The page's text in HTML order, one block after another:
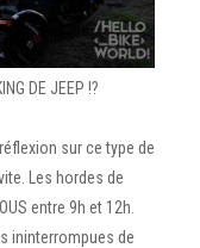
DE JEEP !?
sur ce type de
Les hordes de
entre 9h et 12h.
ininterrompues de